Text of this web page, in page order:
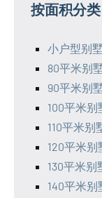
按面积分类
小户型别
80平米别
90平米别
100平米别
110平米别
120平米别
130平米别
140平米别